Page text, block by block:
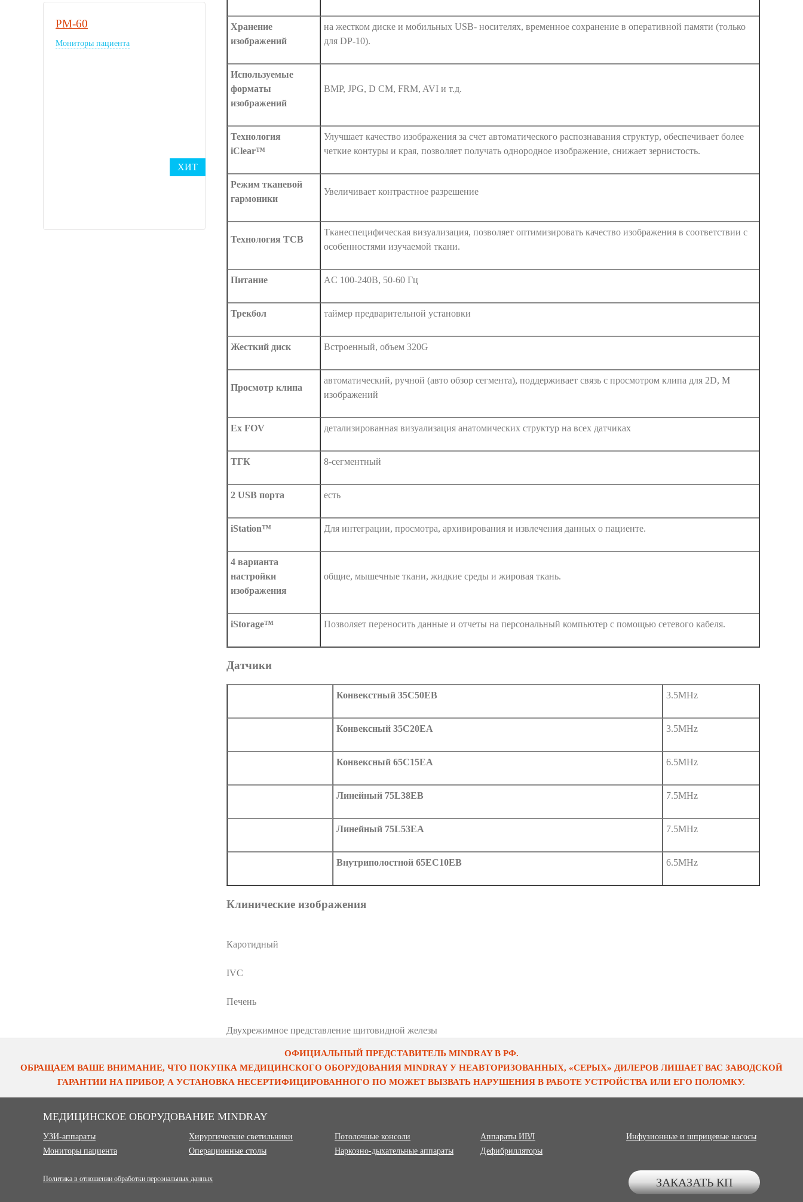
PM-60
ХИТ
Мониторы пациента
Хранение
изображений
на жестком диске и мобильных USB- носителях, временное сохранение в оперативной памяти (только
для DP-10).
Используемые
форматы
изображений
BMP, JPG, D CM, FRM, AVI и т.д.
Технология
iClear™
Улучшает качество изображения за счет автоматического распознавания структур, обеспечивает более
четкие контуры и края, позволяет получать однородное изображение, снижает зернистость.
Режим тканевой
гармоники
Увеличивает контрастное разрешение
Технология ТСВ
Тканеспецифическая визуализация, позволяет оптимизировать качество изображения в соответствии с
особенностями изучаемой ткани.
Питание AC 100-240В, 50-60 Гц
Трекбол таймер предварительной установки
Жесткий диск Встроенный, объем 320G
Просмотр клипа
автоматический, ручной (авто обзор сегмента), поддерживает связь с просмотром клипа для 2D, M
изображений
Ex FOV детализированная визуализация анатомических структур на всех датчиках
ТГК 8-сегментный
2 USB порта есть
iStation™ Для интеграции, просмотра, архивирования и извлечения данных о пациенте.
4 варианта
настройки
изображения
общие, мышечные ткани, жидкие среды и жировая ткань.
iStorage™ Позволяет переносить данные и отчеты на персональный компьютер с помощью сетевого кабеля.
Датчики
Конвекстный 35C50EB 3.5MHz
Конвексный 35C20EA 3.5MHz
Конвексный 65C15EA 6.5MHz
Линейный 75L38EB 7.5MHz
Линейный 75L53EA 7.5MHz
Внутриполостной 65EC10EB 6.5MHz
Клинические изображения
Каротидный
IVC
Печень
Двухрежимное представление щитовидной железы
ОФИЦИАЛЬНЫЙ ПРЕДСТАВИТЕЛЬ MINDRAY В РФ.
ОБРАЩАЕМ ВАШЕ ВНИМАНИЕ, ЧТО ПОКУПКА МЕДИЦИНСКОГО ОБОРУДОВАНИЯ MINDRAY У НЕАВТОРИЗОВАННЫХ, «СЕРЫХ» ДИЛЕРОВ ЛИШАЕТ ВАС ЗАВОДСКОЙ
ГАРАНТИИ НА ПРИБОР, А УСТАНОВКА НЕСЕРТИФИЦИРОВАННОГО ПО МОЖЕТ ВЫЗВАТЬ НАРУШЕНИЯ В РАБОТЕ УСТРОЙСТВА ИЛИ ЕГО ПОЛОМКУ.
МЕДИЦИНСКОЕ ОБОРУДОВАНИЕ MINDRAY
УЗИ-аппараты
Мониторы пациента
Хирургические светильники
Операционные столы
Потолочные консоли
Наркозно-дыхательные аппараты
Аппараты ИВЛ
Дефибрилляторы
Инфузионные и шприцевые насосы
Политика в отношении обработки персональных данных ЗАКАЗАТЬ КП